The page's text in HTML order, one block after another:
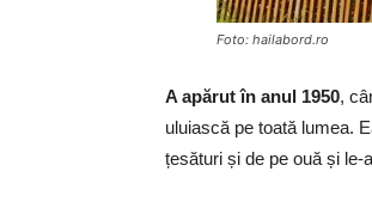
Foto: hailabord.ro
A apărut în anul 1950,
uluiască pe toată lumea.
țesături și de pe ouă și le-